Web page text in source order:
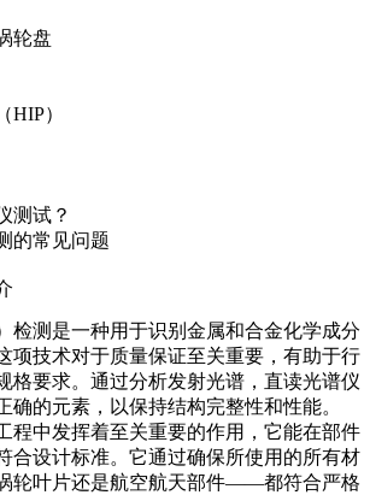
轮盘
HIP）
测试？
的常见问题
检测是一种用于识别金属和合金化学成分
项技术对于质量保证至关重要，有助于行
格要求。通过分析发射光谱，直读光谱仪
确的元素，以保持结构完整性和性能。
程中发挥着至关重要的作用，它能在部件
合设计标准。它通过确保所使用的所有材
叶片还是航空航天部件——都符合严格